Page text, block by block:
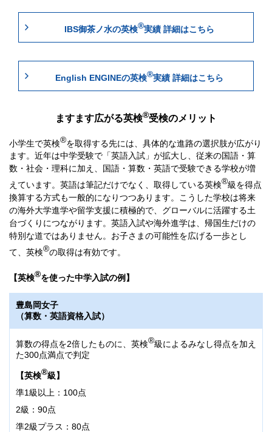
IBS御茶ノ水の英検®実績 詳細はこちら
English ENGINEの英検®実績 詳細はこちら
ますます広がる英検®受検のメリット
小学生で英検®を取得する先には、具体的な進路の選択肢が広がり
ます。近年は中学受験で「英語入試」が拡大し、従来の国語・算
数・社会・理科に加え、国語・算数・英語で受験できる学校が増
えています。英語は筆記だけでなく、取得している英検®級を得点
換算する方式も一般的になりつつあります。こうした学校は将来
の海外大学進学や留学支援に積極的で、グローバルに活躍する土
台づくりにつながります。英語入試や海外進学は、帰国生だけの
特別な道ではありません。お子さまの可能性を広げる一歩とし
て、英検®の取得は有効です。
【英検®を使った中学入試の例】
豊島岡女子
（算数・英語資格入試）
算数の得点を2倍したものに、英検®級によるみなし得点を加え
た300点満点で判定
【英検®級】
準1級以上：100点
2級：90点
準2級プラス：80点